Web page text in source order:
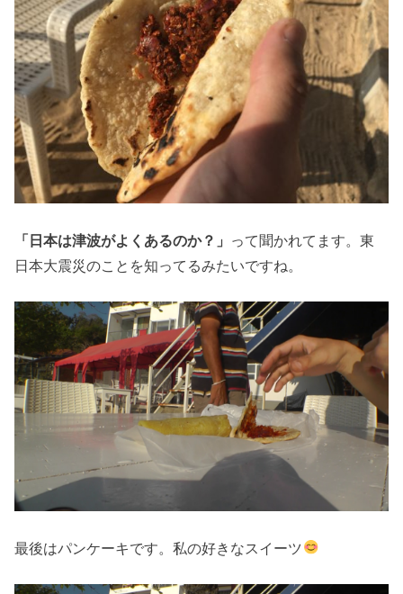
「日本は津波がよくあるのか？」 って聞かれてます。東
日本大震災のことを知ってるみたいですね。
最後はパンケーキです。私の好きなスイーツ